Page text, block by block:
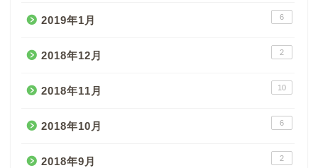
2019年1月 6
2018年12月 2
2018年11月 10
2018年10月 6
2018年9月 2